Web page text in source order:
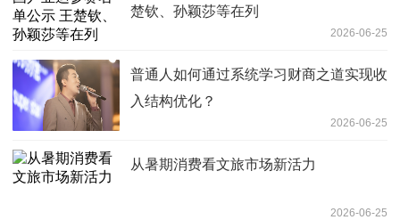
楚钦、孙颖莎等在列
2026-06-25
普通人如何通过系统学习财商之道实现收
入结构优化？
2026-06-25
从暑期消费看文旅市场新活力
2026-06-25